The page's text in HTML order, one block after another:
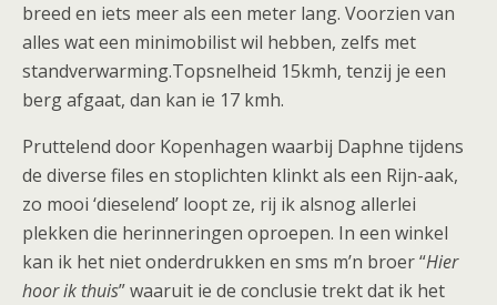
breed en iets meer als een meter lang. Voorzien van
alles wat een minimobilist wil hebben, zelfs met
standverwarming.Topsnelheid 15kmh, tenzij je een
berg afgaat, dan kan ie 17 kmh.
Pruttelend door Kopenhagen waarbij Daphne tijdens
de diverse files en stoplichten klinkt als een Rijn-aak,
zo mooi ‘dieselend’ loopt ze, rij ik alsnog allerlei
plekken die herinneringen oproepen. In een winkel
kan ik het niet onderdrukken en sms m’n broer “Hier
hoor ik thuis” waaruit ie de conclusie trekt dat ik het